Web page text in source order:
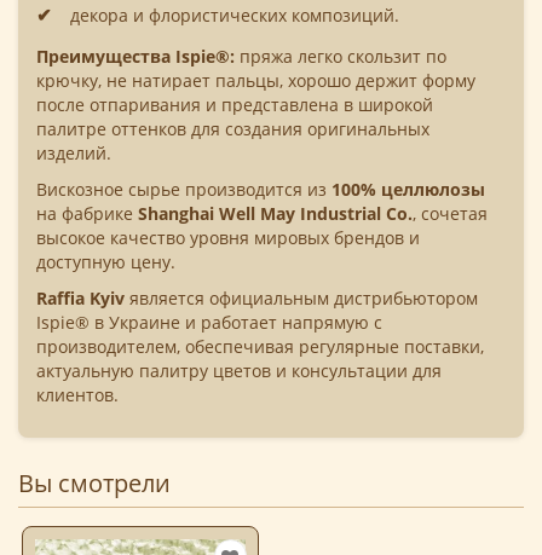
декора и флористических композиций.
Преимущества Ispie®: пряжа легко скользит по
крючку, не натирает пальцы, хорошо держит форму
после отпаривания и представлена в широкой
палитре оттенков для создания оригинальных
изделий.
Вискозное сырье производится из 100% целлюлозы
на фабрике Shanghai Well May Industrial Co., сочетая
высокое качество уровня мировых брендов и
доступную цену.
Raffia Kyiv является официальным дистрибьютором
Ispie® в Украине и работает напрямую с
производителем, обеспечивая регулярные поставки,
актуальную палитру цветов и консультации для
клиентов.
Вы смотрели